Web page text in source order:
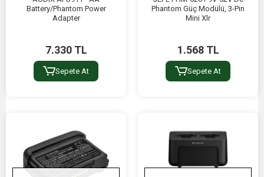
Battery/Phantom Power
Adapter
7.330 TL
Sepete At
Phantom Güç Modülü, 3-Pin
Mini Xlr
1.568 TL
Sepete At